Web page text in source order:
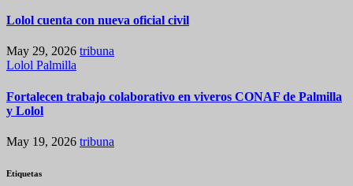
Lolol cuenta con nueva oficial civil
May 29, 2026 tribuna
Lolol Palmilla
Fortalecen trabajo colaborativo en viveros CONAF de Palmilla
y Lolol
May 19, 2026 tribuna
Etiquetas